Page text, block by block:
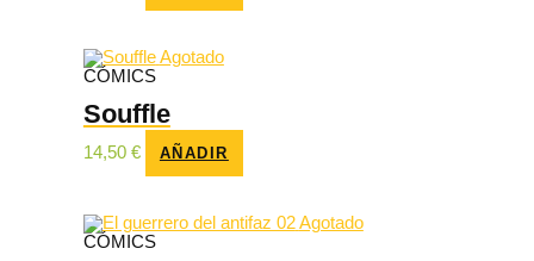
Agotado
CÓMICS
Souffle
14,50 € AÑADIR
Agotado
CÓMICS